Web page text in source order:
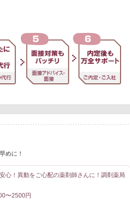
めに！
心！異動をご心配の薬剤師さんに！調剤薬局
〜2500円